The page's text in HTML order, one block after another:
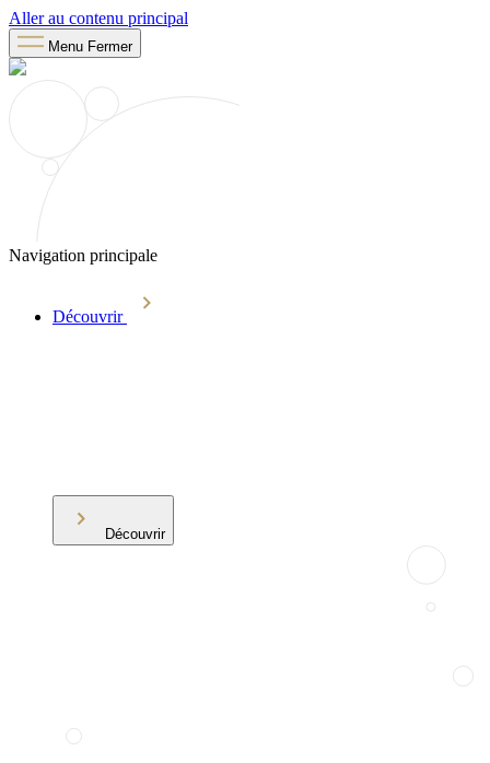
Aller au contenu principal
Menu Fermer
Navigation principale
Découvrir
Découvrir